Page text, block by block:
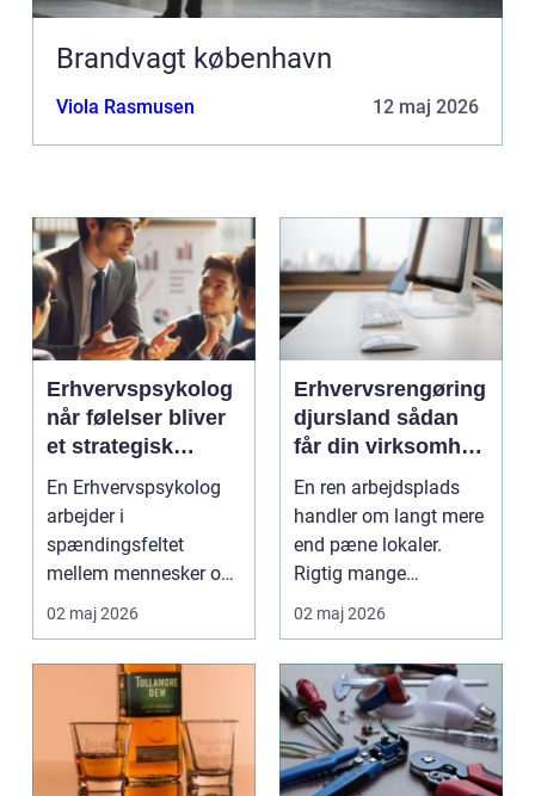
Brandvagt københavn
Viola Rasmusen 12 maj 2026
Erhvervspsykolog
når følelser bliver
et strategisk
værktøj i
arbejdslivet
En Erhvervspsykolog
arbejder i
spændingsfeltet
mellem mennesker og
forretning. Fokus er
ikke kun på ...
02 maj 2026
Erhvervsrengøring
djursland sådan
får din virksomhed
mest muligt ud af
rengøringen
En ren arbejdsplads
handler om langt mere
end pæne lokaler.
Rigtig mange
virksomheder på
Djursland o...
02 maj 2026